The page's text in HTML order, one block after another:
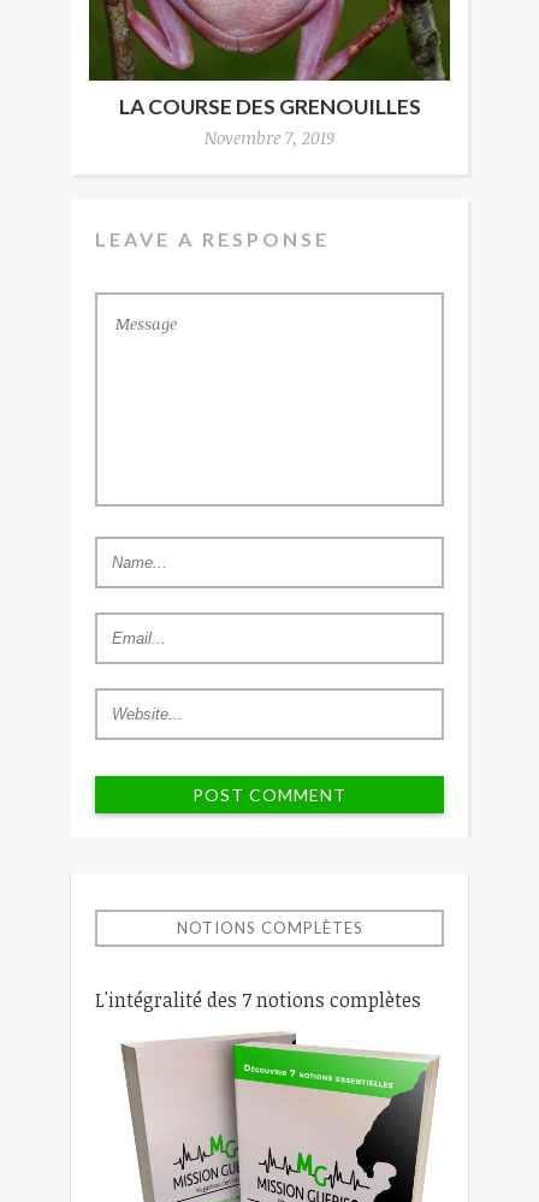
LA COURSE DES GRENOUILLES
Novembre 7, 2019
LEAVE A RESPONSE
NOTIONS COMPLÈTES
L'intégralité des 7 notions complètes